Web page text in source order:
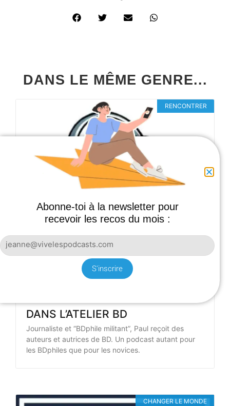
DANS LE MÊME GENRE...
RENCONTRER
DANS L’ATELIER BD
Journaliste et “BDphile militant”, Paul reçoit des
auteurs et autrices de BD. Un podcast autant pour
les BDphiles que pour les novices.
CHANGER LE MONDE
Abonne-toi à la newsletter pour
recevoir les recos du mois :
S'inscrire